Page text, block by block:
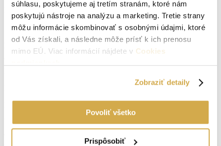
súhlasu, poskytujeme aj tretím stranám, ktoré nám
poskytujú nástroje na analýzu a marketing. Tretie strany
môžu informácie skombinovať s osobnými údajmi, ktoré
od Vás získali, a následne môže prísť k ich prenosu
mimo EÚ. Viac informácií nájdete v Cookies
Zobraziť detaily
Povoliť všetko
Prispôsobiť
pre bytovú výstavbu
Stav:pôvodný stav
Plocha pozemku: 34658 m 2
Vodovod: